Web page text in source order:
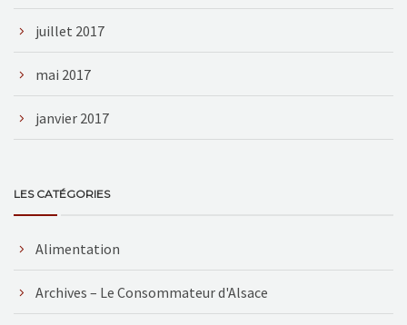
juillet 2017
mai 2017
janvier 2017
LES CATÉGORIES
Alimentation
Archives – Le Consommateur d'Alsace